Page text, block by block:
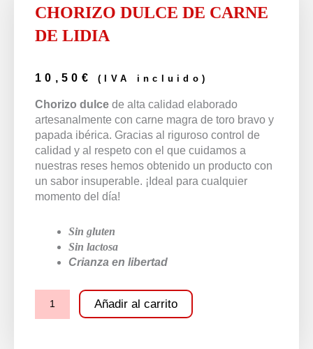
CHORIZO DULCE DE CARNE
DE LIDIA
10,50 € (IVA incluido)
Chorizo dulce de alta calidad elaborado
artesanalmente con carne magra de toro bravo y
papada ibérica. Gracias al riguroso control de
calidad y al respeto con el que cuidamos a
nuestras reses hemos obtenido un producto con
un sabor insuperable. ¡Ideal para cualquier
momento del día!
Sin gluten
Sin lactosa
Crianza en libertad
Chorizo
Añadir al carrito